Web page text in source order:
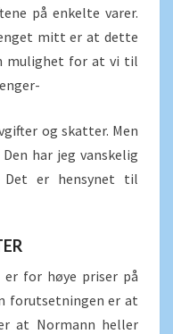
på enkelte varer.
mitt er at dette
mulighet for at vi til
og skatter. Men
har jeg vanskelig
er hensynet til
er for høye priser på
forutsetningen er at
at Normann heller